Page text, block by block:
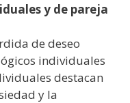
y de pareja
de deseo
individuales
destacan
y la